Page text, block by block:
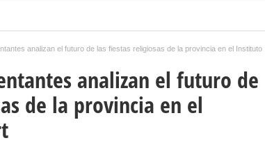
analizan el futuro de las fiestas religiosas de la provincia en el Instituto
analizan el futuro de
de la provincia en el